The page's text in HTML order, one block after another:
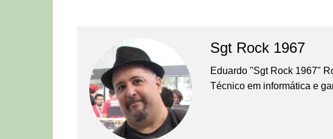
Sgt Rock 1967
Eduardo "Sgt Rock 1967"
Técnico em informática e